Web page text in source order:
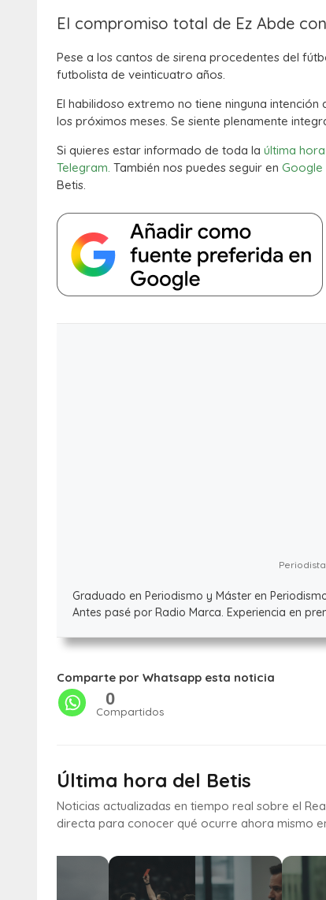
El compromiso total de Ez Abde
Pese a los cantos de sirena procedentes del
futbolista de veinticuatro años.
El habilidoso extremo no tiene ninguna
los próximos meses. Se siente plenamente
Si quieres estar informado de toda la última
Telegram. También nos puedes seguir en Google
Betis.
Graduado en Periodismo y Máster en
Antes pasé por Radio Marca. Experiencia en
Comparte por Whatsapp esta noticia
0
Compartidos
Última hora del Betis
Noticias actualizadas en tiempo real sobre el
directa para conocer qué ocurre ahora mismo